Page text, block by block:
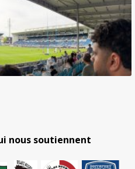
nous soutiennent